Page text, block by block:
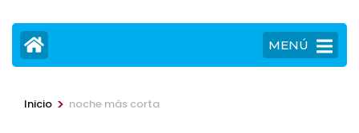
MENÚ
Inicio > noche más corta